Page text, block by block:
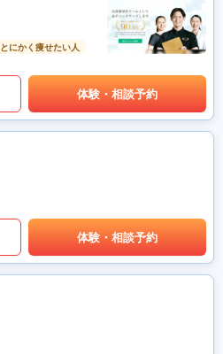
とにかく痩せたい人
体験・相談予約
体験・相談予約